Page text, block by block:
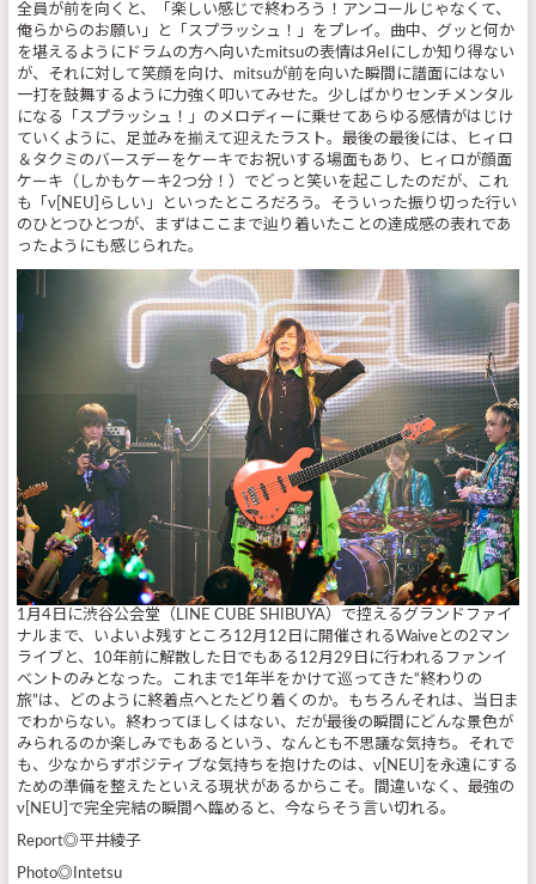
全員が前を向くと、「楽しい感じで終わろう！アンコールじゃなくて、
俺らからのお願い」と「スプラッシュ！」をプレイ。曲中、グッと何か
を堪えるようにドラムの方へ向いたmitsuの表情はЯeIにしか知り得ない
が、それに対して笑顔を向け、mitsuが前を向いた瞬間に譜面にはない
一打を鼓舞するように力強く叩いてみせた。少しばかりセンチメンタル
になる「スプラッシュ！」のメロディーに乗せてあらゆる感情がはじけ
ていくように、足並みを揃えて迎えたラスト。最後の最後には、ヒィロ
＆タクミのバースデーをケーキでお祝いする場面もあり、ヒィロが顔面
ケーキ（しかもケーキ2つ分！）でどっと笑いを起こしたのだが、これ
も「ν[NEU]らしい」といったところだろう。そういった振り切った行い
のひとつひとつが、まずはここまで辿り着いたことの達成感の表れであ
ったようにも感じられた。
1月4日に渋谷公会堂（LINE CUBE SHIBUYA）で控えるグランドファイ
ナルまで、いよいよ残すところ12月12日に開催されるWaiveとの2マン
ライブと、10年前に解散した日でもある12月29日に行われるファンイ
ベントのみとなった。これまで1年半をかけて巡ってきた“終わりの
旅”は、どのように終着点へとたどり着くのか。もちろんそれは、当日ま
でわからない。終わってほしくはない、だが最後の瞬間にどんな景色が
みられるのか楽しみでもあるという、なんとも不思議な気持ち。それで
も、少なからずポジティブな気持ちを抱けたのは、ν[NEU]を永遠にする
ための準備を整えたといえる現状があるからこそ。間違いなく、最強の
ν[NEU]で完全完結の瞬間へ臨めると、今ならそう言い切れる。
Report◎平井綾子
Photo◎Intetsu